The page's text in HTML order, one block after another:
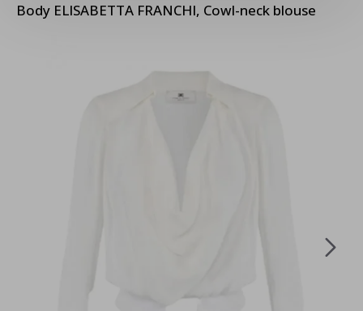
Body ELISABETTA FRANCHI, Cowl-neck blouse